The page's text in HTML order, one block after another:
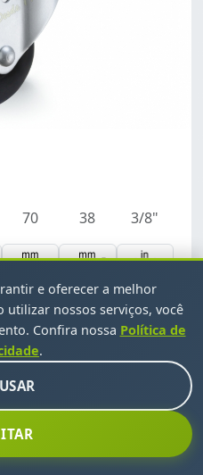
70 38 3/8"
Detalhes
e oferecer a melhor
utilizar nossos serviços, você
Confira nossa Política de
.